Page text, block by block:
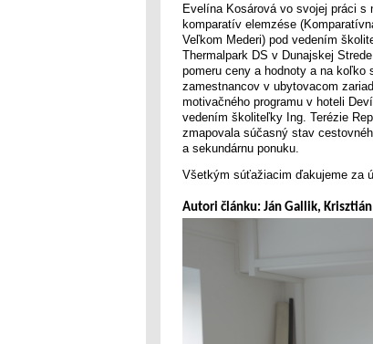
Evelína Kosárová vo svojej práci s
komparatív elemzése
Veľkom Mederi) pod vedením
Thermalpark DS v Dunajskej
pomeru ceny a hodnoty a na
zamestnancov v ubytovacom
motivačného programu v hoteli
vedením školiteľky Ing. Terézie
zmapovala súčasný stav
a sekundárnu ponuku.
Všetkým súťažiacim ďakujeme za
Autori článku: Ján Gallik,